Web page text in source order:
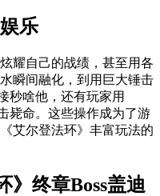
乐
耀自己的战绩，甚至用各
瞬间融化，到用巨大锤击
秒啥他，还有玩家用
毙命。这些操作成为了游
艾尔登法环》丰富玩法的
》终章Boss盖迪